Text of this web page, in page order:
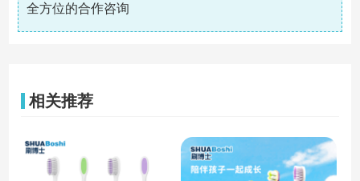
全方位的合作咨询
相关推荐